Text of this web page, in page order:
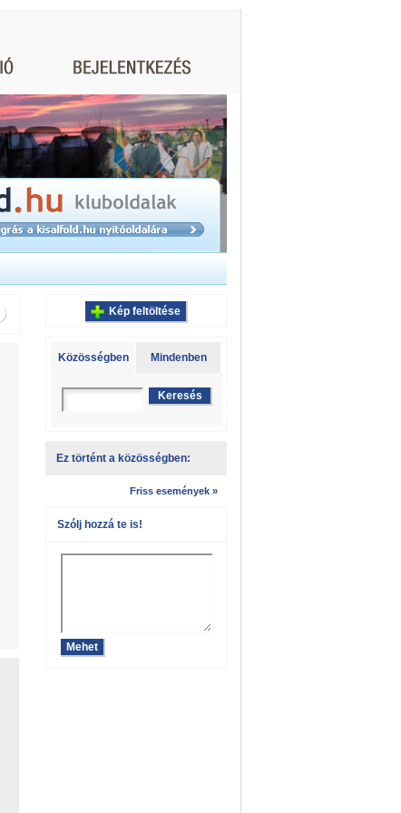
Kép feltöltése
Közösségben Mindenben
Ez történt a közösségben:
Friss események »
Szólj hozzá te is!